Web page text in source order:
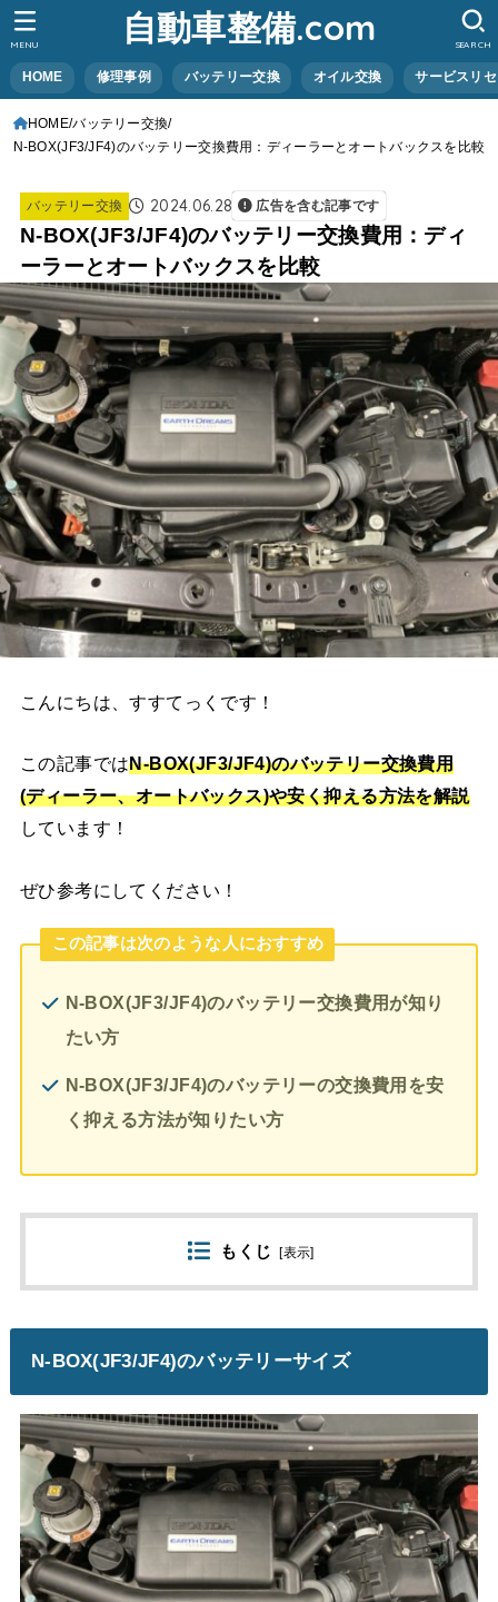
自動車整備.com
HOME 修理事例 バッテリー交換 オイル交換 サービスリ
SEARCH
MENU
HOME バッテリー交換
N-BOX(JF3/JF4)のバッテリー交換費用：ディーラーとオートバックスを比較
バッテリー交換 2024.06.28 広告を含む記事です
N-BOX(JF3/JF4)のバッテリー交換費用：ディ
ーラーとオートバックスを比較
こんにちは、すすてっくです！
この記事ではN-BOX(JF3/JF4)のバッテリー交換費用
(ディーラー、オートバックス)や安く抑える方法を解説
しています！
ぜひ参考にしてください！
この記事は次のような人におすすめ
N-BOX(JF3/JF4)のバッテリー交換費用が知り
たい方
N-BOX(JF3/JF4)のバッテリーの交換費用を安
く抑える方法が知りたい方
もくじ [表示]
N-BOX(JF3/JF4)のバッテリーサイズ